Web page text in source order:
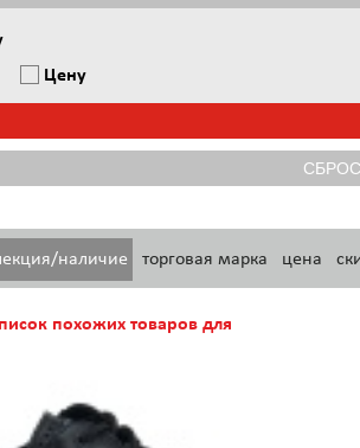
Цену
наличие торговая марка цена
похожих товаров для